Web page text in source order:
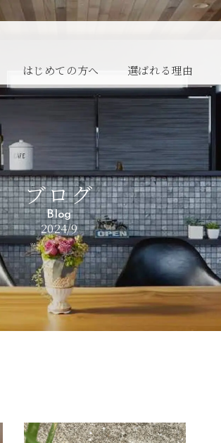
はじめての方へ 選ばれる理由
ブログ
Blog
2024/9